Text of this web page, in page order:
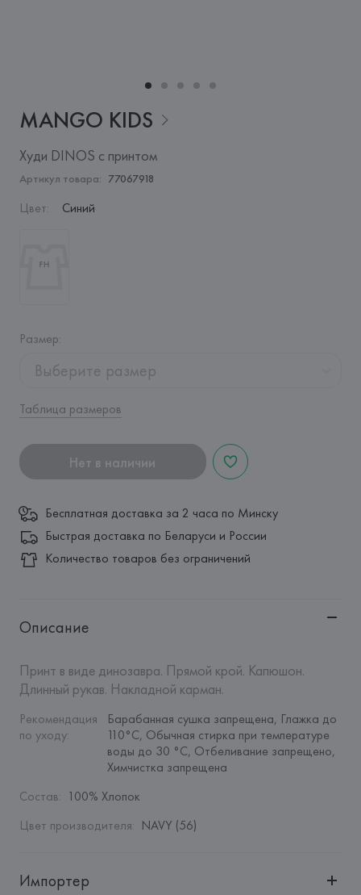
MANGO KIDS
Худи DINOS с принтом
Артикул товара: 77067918
Цвет: Синий
Размер:
Выберите размер
Таблица размеров
Нет в наличии
Бесплатная доставка за 2 часа по Минску
Быстрая доставка по Беларуси и России
Количество товаров без ограничений
Описание
Принт в виде динозавра. Прямой крой. Капюшон.
Длинный рукав. Накладной карман.
Рекомендация
по уходу:
Барабанная сушка запрещена, Глажка до
110°C, Обычная стирка при температуре
воды до 30 °C, Отбеливание запрещено,
Химчистка запрещена
Состав: 100% Хлопок
Цвет производителя: NAVY (56)
Импортер